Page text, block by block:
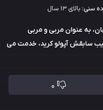
سنی: بالای ۱۳ سال
به عنوان مربی و مربی
سابقش آپولو کرید، خدمت می
0